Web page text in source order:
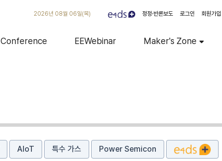
2026년 08월 06일(목) 정정·반론보도 로그인 회원가입
Conference EEWebinar Maker's Zone
AIoT 특수 가스 Power Semicon